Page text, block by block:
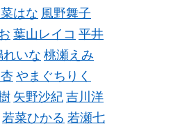
はな 風野舞子
葉山レイコ 平井
れいな 桃瀬えみ
やまぐちりく
矢野沙紀 吉川洋
若菜ひかる 若瀬七